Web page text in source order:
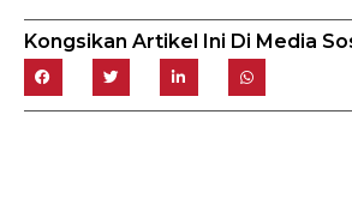
Kongsikan Artikel Ini Di Media